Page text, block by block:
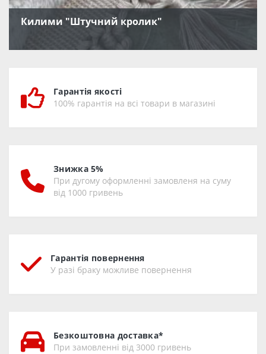
Килими "Штучний кролик"
Гарантія якості
100% гарантія на всі товари в магазині
Знижка 5%
При дугому оформленні замовленя на суму
від 1000 гривень
Гарантія повернення
У разі браку можливе повернення
Безкоштовна доставка*
При замовленні від 3000 гривень